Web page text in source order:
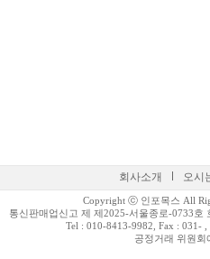
회사소개 오시
Copyright ⓒ 인포목스 All
통신판매업신고 제 제2025-서울종로-0733호
Tel : 010-8413-9982, Fax : 031-
공정거래 위원